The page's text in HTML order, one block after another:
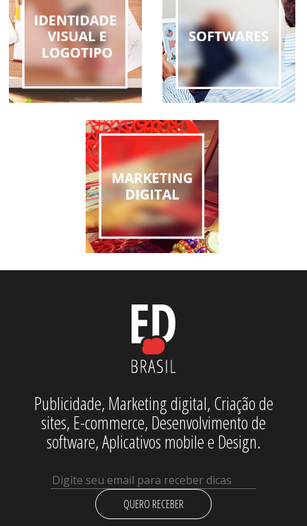
Publicidade, Marketing digital, Criação de
sites, E-commerce, Desenvolvimento de
software, Aplicativos mobile e Design.
QUERO RECEBER